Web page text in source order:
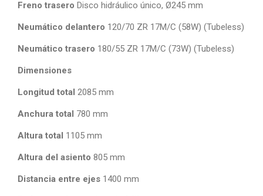
Freno trasero Disco hidráulico único, Ø245 mm
Neumático delantero 120/70 ZR 17M/C (58W) (Tubeless)
Neumático trasero 180/55 ZR 17M/C (73W) (Tubeless)
Dimensiones
Longitud total 2085 mm
Anchura total 780 mm
Altura total 1105 mm
Altura del asiento 805 mm
Distancia entre ejes 1400 mm